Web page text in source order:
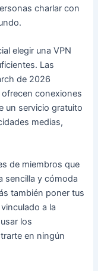
charlar con
elegir una VPN
Las
de 2026
conexiones
un servicio gratuito
medias,
de miembros que
sencilla y cómoda
también poner tus
a la
los
en ningún